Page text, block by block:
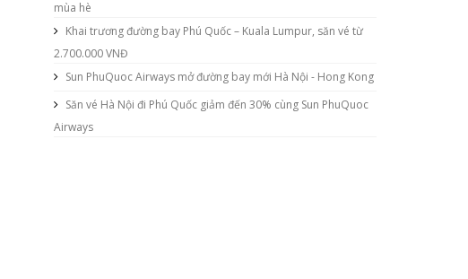
mùa hè
Khai trương đường bay Phú Quốc – Kuala Lumpur, săn vé từ
2.700.000 VNĐ
Sun PhuQuoc Airways mở đường bay mới Hà Nội - Hong Kong
Săn vé Hà Nội đi Phú Quốc giảm đến 30% cùng Sun PhuQuoc
Airways